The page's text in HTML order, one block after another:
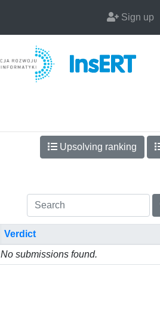
Sign up
Upsolving ranking
Verdict
No submissions found.